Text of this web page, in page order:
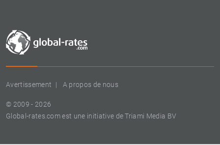
Avertissement A propos de nous
© 2009 - 2026
Global-rates.com est une initiative de Triami Media BV